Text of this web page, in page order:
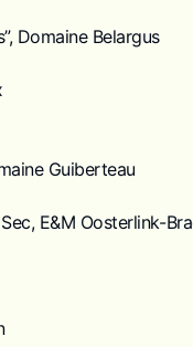
Domaine Belargus
Guiberteau
E&M Oosterlink-